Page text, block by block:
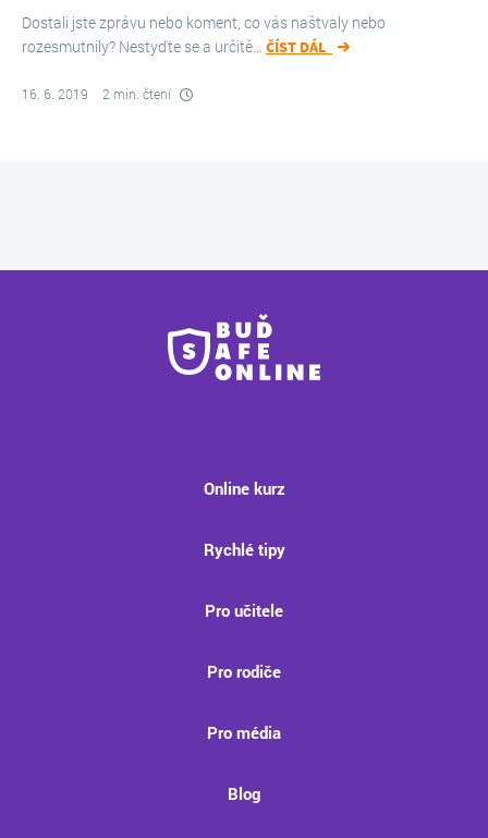
Dostali jste zprávu nebo koment, co vás naštvaly nebo
rozesmutnily? Nestyďte se a určitě… ČÍST DÁL
16. 6. 2019 2 min. čtení
Online kurz
Rychlé tipy
Pro učitele
Pro rodiče
Pro média
Blog